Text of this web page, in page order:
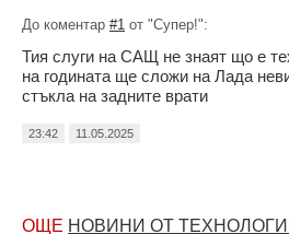
До коментар #1 от "Супер!":
Тия слуги на САЩ не знаят що е
на годината ще сложи на Лада
стъкла на задните врати
23:42 11.05.2025
ОЩЕ НОВИНИ ОТ